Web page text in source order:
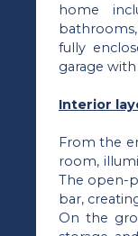
home
fully
garage
Interior
From the
room,
The open-
bar,
On the